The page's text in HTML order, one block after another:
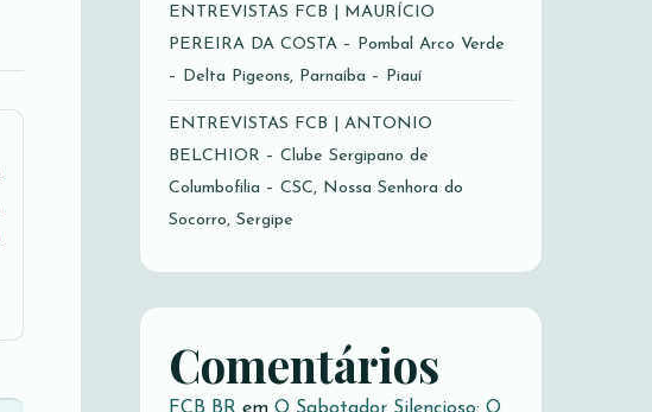
ENTREVISTAS FCB | MAURÍCIO
PEREIRA DA COSTA – Pombal Arco Verde
– Delta Pigeons, Parnaíba – Piauí
ENTREVISTAS FCB | ANTONIO
BELCHIOR – Clube Sergipano de
Columbofilia – CSC, Nossa Senhora do
Socorro, Sergipe
Comentários